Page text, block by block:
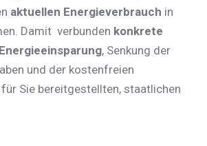
aktuellen Energieverbrauch in
Damit verbunden konkrete
, Senkung der
und der kostenfreien
Sie bereitgestellten, staatlichen